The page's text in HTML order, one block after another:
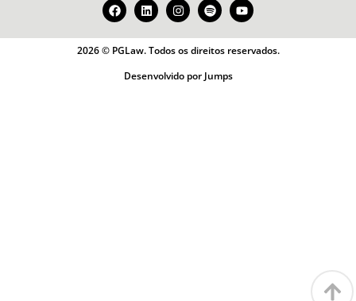
2026 © PGLaw. Todos os direitos reservados.
Desenvolvido por Jumps